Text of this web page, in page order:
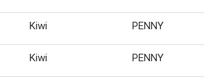
Kiwi PENNY
Kiwi PENNY